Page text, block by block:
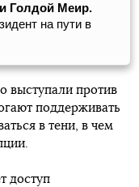
Голдой Меир.
на пути в
выступали против
поддерживать
в тени, в чем
доступ